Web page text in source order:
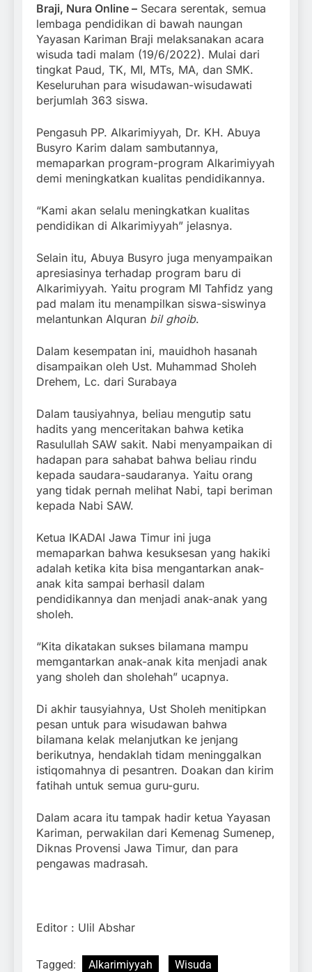
Braji, Nura Online – Secara serentak, semua
lembaga pendidikan di bawah naungan
Yayasan Kariman Braji melaksanakan acara
wisuda tadi malam (19/6/2022). Mulai dari
tingkat Paud, TK, MI, MTs, MA, dan SMK.
Keseluruhan para wisudawan-wisudawati
berjumlah 363 siswa.
Pengasuh PP. Alkarimiyyah, Dr. KH. Abuya
Busyro Karim dalam sambutannya,
memaparkan program-program Alkarimiyyah
demi meningkatkan kualitas pendidikannya.
“Kami akan selalu meningkatkan kualitas
pendidikan di Alkarimiyyah” jelasnya.
Selain itu, Abuya Busyro juga menyampaikan
apresiasinya terhadap program baru di
Alkarimiyyah. Yaitu program MI Tahfidz yang
pad malam itu menampilkan siswa-siswinya
melantunkan Alquran bil ghoib.
Dalam kesempatan ini, mauidhoh hasanah
disampaikan oleh Ust. Muhammad Sholeh
Drehem, Lc. dari Surabaya
Dalam tausiyahnya, beliau mengutip satu
hadits yang menceritakan bahwa ketika
Rasulullah SAW sakit. Nabi menyampaikan di
hadapan para sahabat bahwa beliau rindu
kepada saudara-saudaranya. Yaitu orang
yang tidak pernah melihat Nabi, tapi beriman
kepada Nabi SAW.
Ketua IKADAI Jawa Timur ini juga
memaparkan bahwa kesuksesan yang hakiki
adalah ketika kita bisa mengantarkan anak-
anak kita sampai berhasil dalam
pendidikannya dan menjadi anak-anak yang
sholeh.
“Kita dikatakan sukses bilamana mampu
memgantarkan anak-anak kita menjadi anak
yang sholeh dan sholehah” ucapnya.
Di akhir tausyiahnya, Ust Sholeh menitipkan
pesan untuk para wisudawan bahwa
bilamana kelak melanjutkan ke jenjang
berikutnya, hendaklah tidam meninggalkan
istiqomahnya di pesantren. Doakan dan kirim
fatihah untuk semua guru-guru.
Dalam acara itu tampak hadir ketua Yayasan
Kariman, perwakilan dari Kemenag Sumenep,
Diknas Provensi Jawa Timur, dan para
pengawas madrasah.
Editor : Ulil Abshar
Tagged: Alkarimiyyah
Wisuda